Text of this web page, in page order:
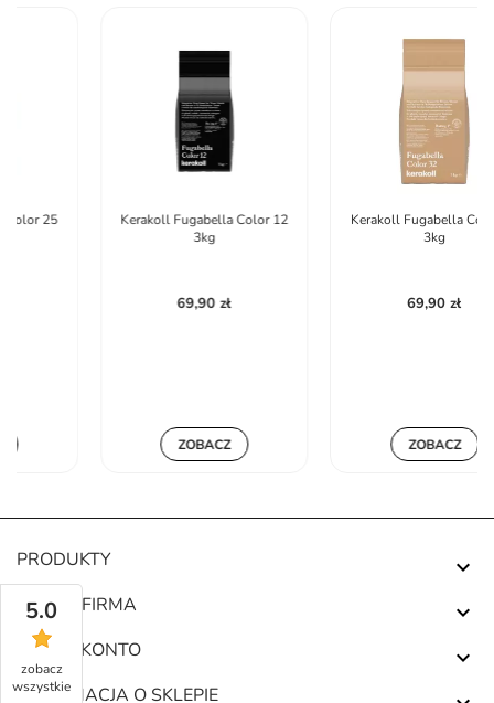
Kerakoll Fugabella Color 12
Kerakoll Fugabella Color 32
PRODUKTY 
NASZA FIRMA 
TWOJE KONTO 
INFORMACJA O SKLEPIE
5.0
zobacz
wszystkie